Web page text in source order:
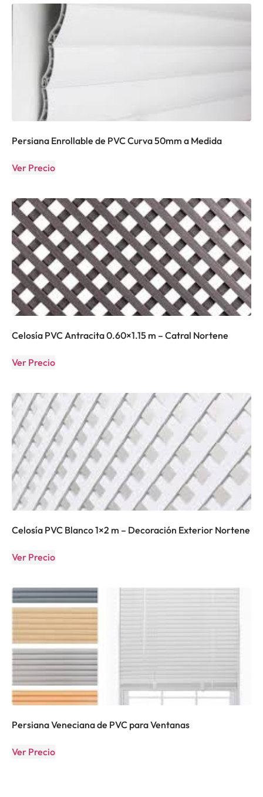
Persiana Enrollable de PVC Curva 50mm a Medida
Ver Precio
Celosía PVC Antracita 0.60×1.15 m – Catral Nortene
Ver Precio
Celosía PVC Blanco 1×2 m – Decoración Exterior Nortene
Ver Precio
Persiana Veneciana de PVC para Ventanas
Ver Precio